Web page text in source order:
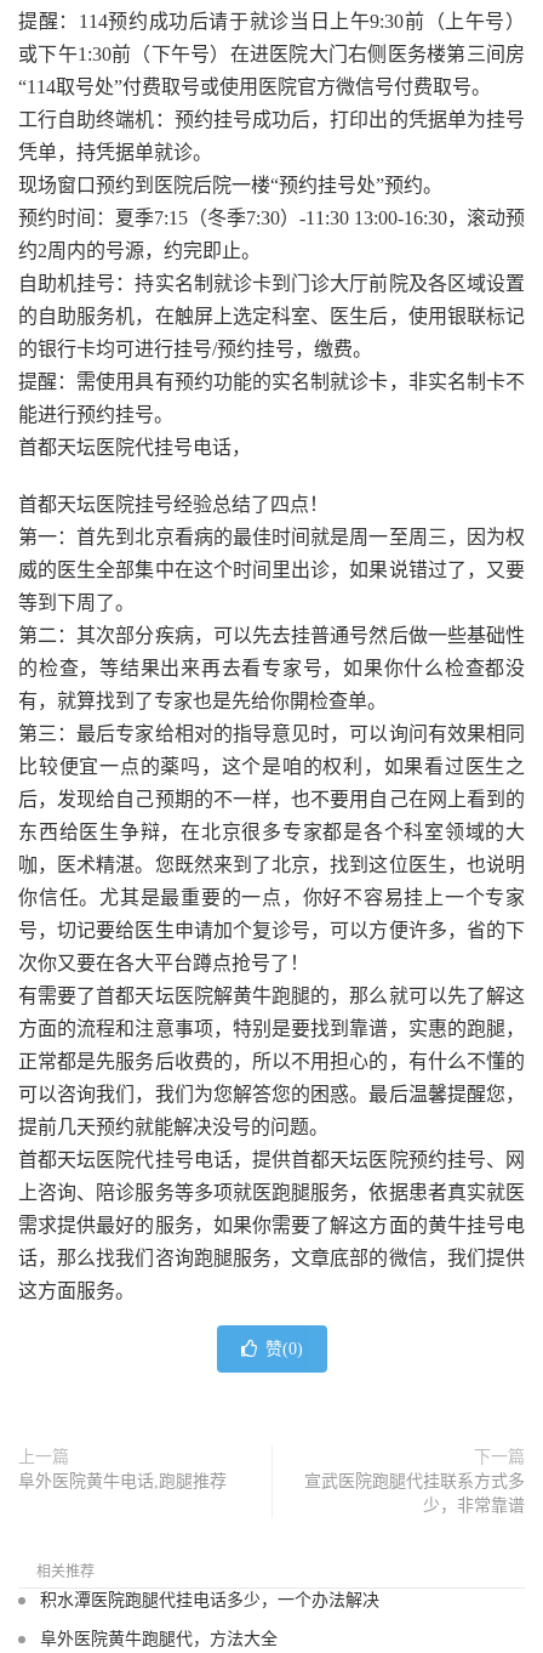
提醒：114预约成功后请于就诊当日上午9:30前（上午号）
或下午1:30前（下午号）在进医院大门右侧医务楼第三间房
“114取号处”付费取号或使用医院官方微信号付费取号。
工行自助终端机：预约挂号成功后，打印出的凭据单为挂号
凭单，持凭据单就诊。
现场窗口预约到医院后院一楼“预约挂号处”预约。
预约时间：夏季7:15（冬季7:30）-11:30 13:00-16:30，滚动预
约2周内的号源，约完即止。
自助机挂号：持实名制就诊卡到门诊大厅前院及各区域设置
的自助服务机，在触屏上选定科室、医生后，使用银联标记
的银行卡均可进行挂号/预约挂号，缴费。
提醒：需使用具有预约功能的实名制就诊卡，非实名制卡不
能进行预约挂号。
首都天坛医院代挂号电话，
首都天坛医院挂号经验总结了四点！
第一：首先到北京看病的最佳时间就是周一至周三，因为权
威的医生全部集中在这个时间里出诊，如果说错过了，又要
等到下周了。
第二：其次部分疾病，可以先去挂普通号然后做一些基础性
的检查，等结果出来再去看专家号，如果你什么检查都没
有，就算找到了专家也是先给你開检查单。
第三：最后专家给相对的指导意见时，可以询问有效果相同
比较便宜一点的薬吗，这个是咱的权利，如果看过医生之
后，发现给自己预期的不一样，也不要用自己在网上看到的
东西给医生争辩，在北京很多专家都是各个科室领域的大
咖，医术精湛。您既然来到了北京，找到这位医生，也说明
你信任。尤其是最重要的一点，你好不容易挂上一个专家
号，切记要给医生申请加个复诊号，可以方便许多，省的下
次你又要在各大平台蹲点抢号了！
有需要了首都天坛医院解黄牛跑腿的，那么就可以先了解这
方面的流程和注意事项，特别是要找到靠谱，实惠的跑腿，
正常都是先服务后收费的，所以不用担心的，有什么不懂的
可以咨询我们，我们为您解答您的困惑。最后温馨提醒您，
提前几天预约就能解决没号的问题。
首都天坛医院代挂号电话，提供首都天坛医院预约挂号、网
上咨询、陪诊服务等多项就医跑腿服务，依据患者真实就医
需求提供最好的服务，如果你需要了解这方面的黄牛挂号电
话，那么找我们咨询跑腿服务，文章底部的微信，我们提供
这方面服务。
赞(0)
上一篇
阜外医院黄牛电话,跑腿推荐
下一篇
宣武医院跑腿代挂联系方式多
少，非常靠谱
相关推荐
积水潭医院跑腿代挂电话多少，一个办法解决
阜外医院黄牛跑腿代，方法大全